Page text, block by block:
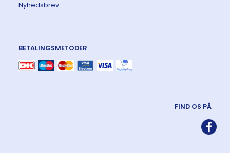
Nyhedsbrev
BETALINGSMETODER
FIND OS PÅ